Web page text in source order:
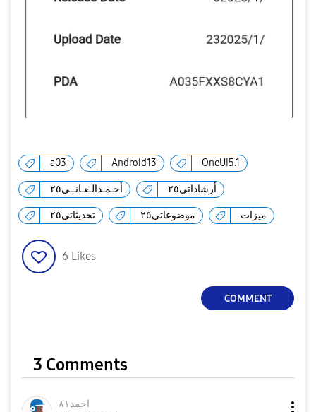
a03 Android13 OneUI5.1
أحـمـدالـعـانــي٢٥ أرشاداتي٢٥
تحديثاتي٢٥ موضوعاتي٢٥ ميزات
6 Likes
COMMENT
3 Comments
احمد٨١